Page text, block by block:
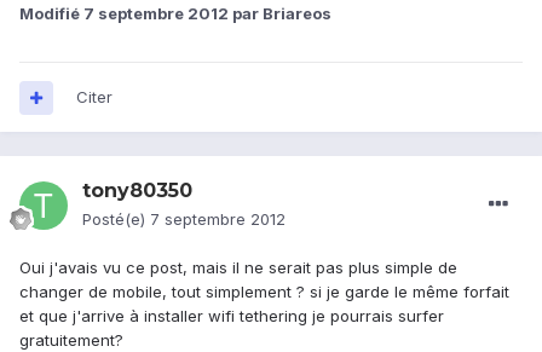
Modifié 7 septembre 2012 par Briareos
Citer
tony80350
Posté(e) 7 septembre 2012
Oui j'avais vu ce post, mais il ne serait pas plus simple de
changer de mobile, tout simplement ? si je garde le même forfait
et que j'arrive à installer wifi tethering je pourrais surfer
gratuitement?